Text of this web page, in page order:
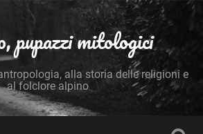
pupazzi mitologici
alla storia delle religioni e
al folclore alpino